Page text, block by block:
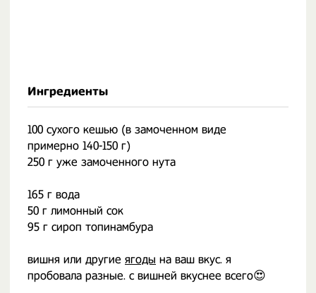
Ингредиенты
100 сухого кешью (в замоченном виде
примерно 140-150 г)
250 г уже замоченного нута
165 г вода
50 г лимонный сок
95 г сироп топинамбура
вишня или другие ягоды на ваш вкус. я
пробовала разные. с вишней вкуснее всего😍